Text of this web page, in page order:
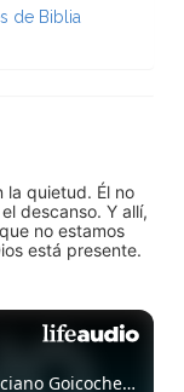
de Biblia
la quietud. Él no
descanso. Y allí,
no estamos
está presente.